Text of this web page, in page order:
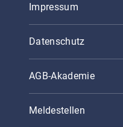
Impressum
Datenschutz
AGB-Akademie
Meldestellen